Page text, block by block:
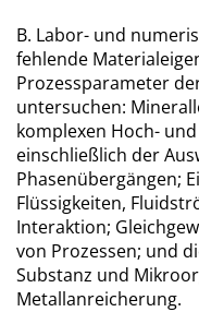
B. Labor- und
fehlende
Prozessparameter
untersuchen:
komplexen Hoch-
einschließlich der
Phasenübergängen;
Flüssigkeiten,
Interaktion;
von Prozessen; und
Substanz und
Metallanreicherung.